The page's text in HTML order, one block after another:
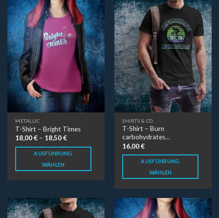
METALLIC
T-Shirt – Bright Times
18,00€ – 18,50€
AUSFÜHRUNG
WÄHLEN
SHIRTS & CO.
T-Shirt – Burn
carbohydrates…
16,00€
AUSFÜHRUNG
WÄHLEN